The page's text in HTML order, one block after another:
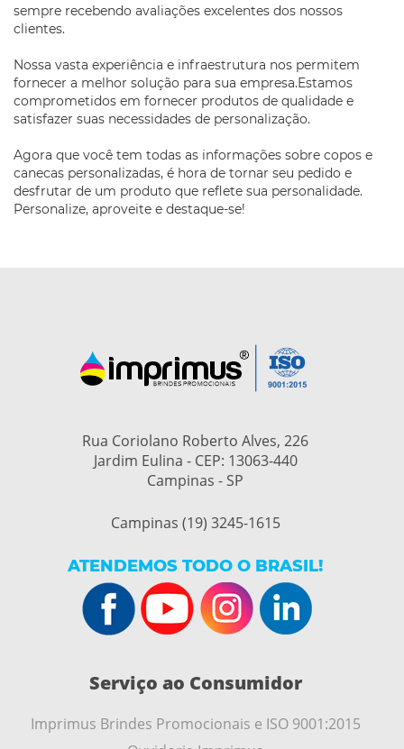
sempre recebendo avaliações excelentes dos nossos
clientes.
Nossa vasta experiência e infraestrutura nos permitem
fornecer a melhor solução para sua empresa.Estamos
comprometidos em fornecer produtos de qualidade e
satisfazer suas necessidades de personalização.
Agora que você tem todas as informações sobre copos e
canecas personalizadas, é hora de tornar seu pedido e
desfrutar de um produto que reflete sua personalidade.
Personalize, aproveite e destaque-se!
Rua Coriolano Roberto Alves, 226
Jardim Eulina - CEP: 13063-440
Campinas - SP
Campinas (19) 3245-1615
ATENDEMOS TODO O BRASIL!
Serviço ao Consumidor
Imprimus Brindes Promocionais e ISO 9001:2015